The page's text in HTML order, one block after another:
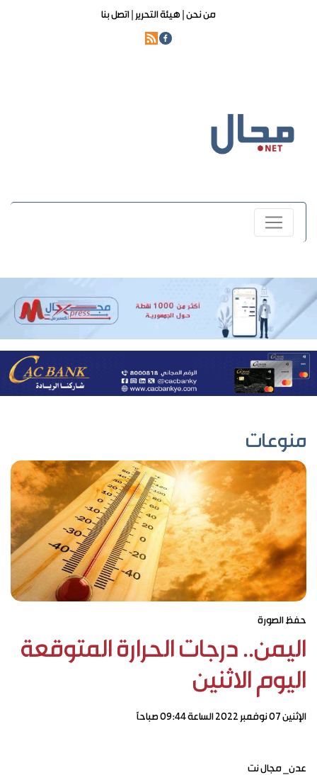
من نحن | هيئة التحرير | اتصل بنا
منوعات
حفظ الصورة
اليمن.. درجات الحرارة المتوقعة
اليوم الاثنين
الإثنين ٠٧ نوفمبر ٢٠٢٢ الساعة ٠٩:٤٤ صباحاً
عدن_ مجال نت